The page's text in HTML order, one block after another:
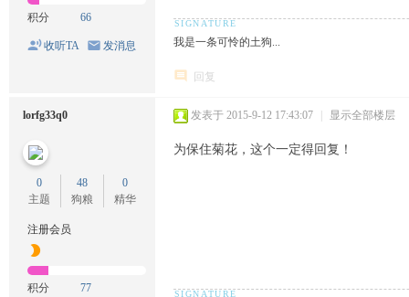
积分 66
收听TA 发消息 我是一条可怜的土狗...
回复
lorfg33q0
0
主题
48
狗粮
0
精华
注册会员
积分 77
发表于 2015-9-12 17:43:07 | 显示全部楼层
为保住菊花，这个一定得回复！